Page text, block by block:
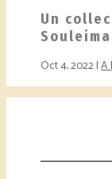
Un
Oct 4, 2022 A